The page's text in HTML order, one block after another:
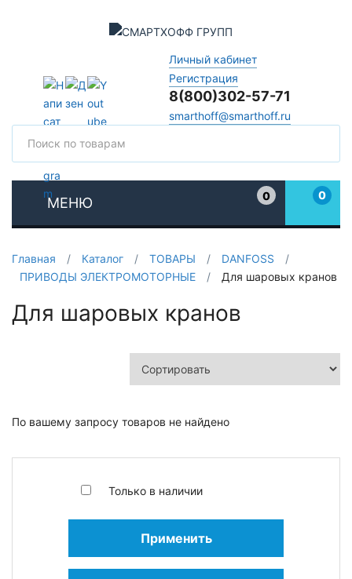
Личный кабинет
Регистрация
8(800)302-57-71
smarthoff@smarthoff.ru
МЕНЮ
0
0
Главная / Каталог / ТОВАРЫ / DANFOSS
/
ПРИВОДЫ ЭЛЕКТРОМОТОРНЫЕ
/ Для шаровых кранов
Только в наличии
Применить
Для шаровых кранов
По вашему запросу товаров не найдено